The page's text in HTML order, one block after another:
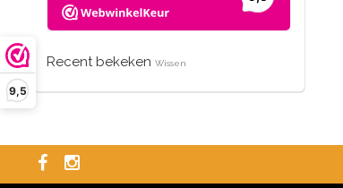
9,5
Recent bekeken Wissen